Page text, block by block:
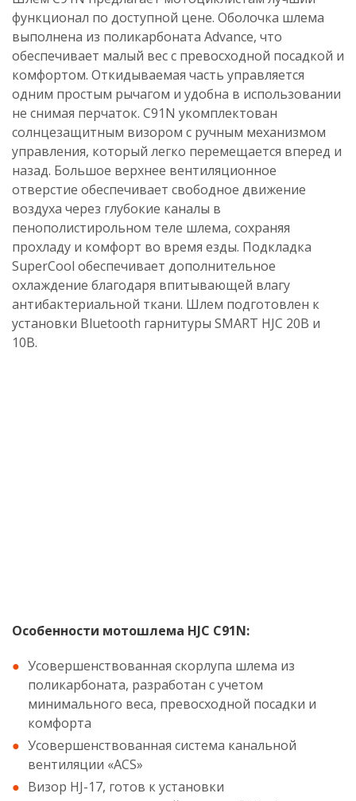
функционал по доступной цене. Оболочка шлема
выполнена из поликарбоната Advance, что
обеспечивает малый вес с превосходной посадкой и
комфортом. Откидываемая часть управляется
одним простым рычагом и удобна в использовании
не снимая перчаток. C91N укомплектован
солнцезащитным визором с ручным механизмом
управления, который легко перемещается вперед и
назад. Большое верхнее вентиляционное
отверстие обеспечивает свободное движение
воздуха через глубокие каналы в
пенополистирольном теле шлема, сохраняя
прохладу и комфорт во время езды. Подкладка
SuperCool обеспечивает дополнительное
охлаждение благодаря впитывающей влагу
антибактериальной ткани. Шлем подготовлен к
установки Bluetooth гарнитуры SMART HJC 20B и
10B.
Особенности мотошлема HJC C91N:
Усовершенствованная скорлупа шлема из
поликарбоната, разработан с учетом
минимального веса, превосходной посадки и
комфорта
Усовершенствованная система канальной
вентиляции «ACS»
Визор HJ-17, готов к установки